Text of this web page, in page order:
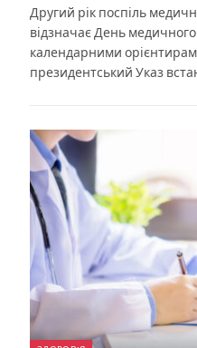
Другий рік поспіль
відзначає День
календарними
президентський Указ